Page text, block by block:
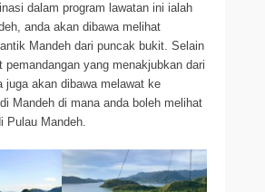
dalam program lawatan ini ialah
anda akan dibawa melihat
Mandeh dari puncak bukit. Selain
pemandangan yang menakjubkan dari
juga akan dibawa melawat ke
Mandeh di mana anda boleh melihat
Pulau Mandeh.